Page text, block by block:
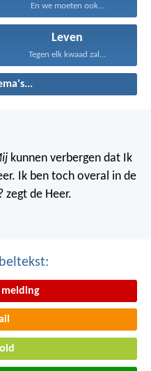
En we moeten ook...
Leven
Tegen elk kwaad zal...
kunnen verbergen dat Ik
Ik ben toch overal in de
zegt de Heer.
melding